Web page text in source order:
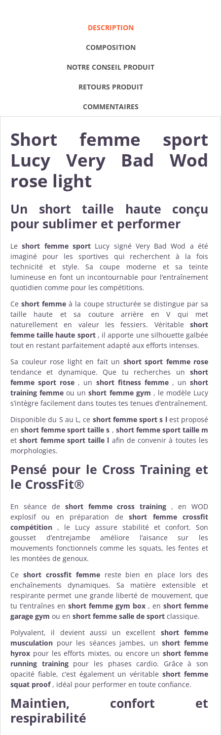
DESCRIPTION
COMPOSITION
NOTRE CONSEIL PRODUIT
RETOURS PRODUIT
COMMENTAIRES
Short femme sport
Lucy Very Bad Wod
rose light
Un short taille haute conçu
pour sublimer et performer
Leshort femme sportLucy signé Very Bad Wod a été
imaginé pour les sportives qui recherchent à la fois
technicité et style. Sa coupe moderne et sa teinte
lumineuse en font un incontournable pour l’entraînement
quotidien comme pour les compétitions.
Ceshort femme à la coupe structurée se distingue par sa
taille haute et sa couture arrière en V qui met
naturellement en valeur les fessiers. Véritable short
femme taille haute sport, il apporte une silhouette galbée
tout en restant parfaitement adapté aux efforts intenses.
Sa couleur rose light en fait un short sport femme rose
tendance et dynamique. Que tu recherches un short
femme sport rose , un short fitness femme, unshort
training femme ou unshort femme gym , le modèle Lucy
s’intègre facilement dans toutes tes tenues d’entraînement.
Disponible du S au L, ce short femme sport s lest proposé
enshort femme sport taille s , short femme sport taille m
etshort femme sport taille l afin de convenir à toutes les
morphologies.
Pensé pour le Cross Training et
le CrossFit®
En séance de short femme cross training , en WOD
explosif ou en préparation deshort femme crossfit
compétition , le Lucy assure stabilité et confort. Son
gousset d’entrejambe améliore l’aisance sur les
mouvements fonctionnels comme les squats, les fentes et
les montées de genoux.
Ce short crossfit femmereste bien en place lors des
enchaînements dynamiques. Sa matière extensible et
respirante permet une grande liberté de mouvement, que
tu t’entraînes en short femme gym box , en short femme
garage gym ou en short femme salle de sport classique.
Polyvalent, il devient aussi un excellent short femme
musculation pour les séances jambes, unshort femme
hyrox pour les efforts mixtes, ou encore unshort femme
running trainingpour les phases cardio. Grâce à son
opacité fiable, c’est également un véritableshort femme
squat proof, idéal pour performer en toute confiance.
Maintien, confort et
respirabilité